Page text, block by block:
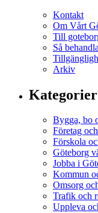
Kontakt
Om Vårt
Till
Så
Arkiv
Kategorier
Bygga, bo
Företag
Förskola
Göteborg
Jobba i
Kommun
Omsorg
Trafik och
Uppleva